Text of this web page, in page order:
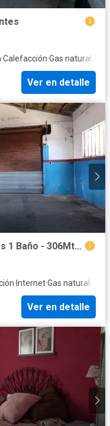
·Calefacción·Gas natural ·
Ver en detalle
Depósito en venta - 4 Ambientes 1 Baño - 306Mts2 - Mar del Plata
· Internet·Gas natural
Ver en detalle